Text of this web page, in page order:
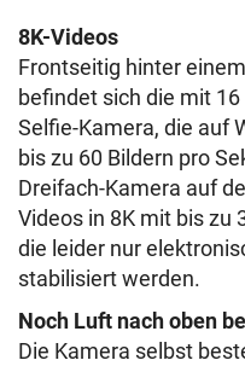
8K-Videos
Frontseitig hinter
befindet sich die mit
Selfie-Kamera, die auf
bis zu 60 Bildern pro
Dreifach-Kamera auf
Videos in 8K mit bis zu
die leider nur
stabilisiert werden.
Noch Luft nach oben
Die Kamera selbst